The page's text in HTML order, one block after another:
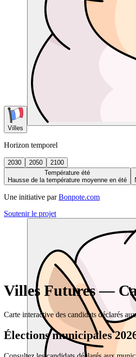
Villes
Horizon temporel
2030 2050
2100
Température été
Hausse de la température moyenne en été
Une initiative par Bonpote.com
Soutenir le projet
Villes Futures —
Carte interactive des candidats déclarés
Élections municipales